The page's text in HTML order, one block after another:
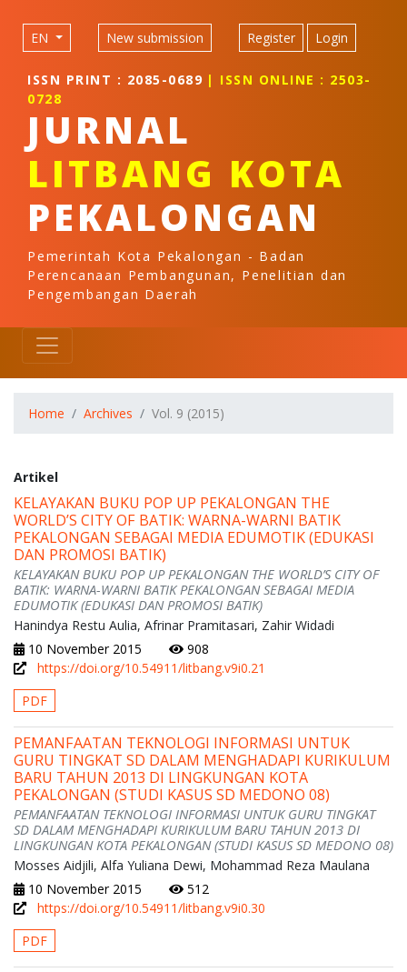
Main Navigation
Main Content
EN New submission Register Login
ISSN PRINT : 2085-0689 | ISSN ONLINE : 2503-
0728
JURNAL
LITBANG KOTA
PEKALONGAN
Pemerintah Kota Pekalongan - Badan
Perencanaan Pembangunan, Penelitian dan
Pengembangan Daerah
Home Archives Vol. 9 (2015)
Artikel
KELAYAKAN BUKU POP UP PEKALONGAN THE
WORLD’S CITY OF BATIK: WARNA-WARNI BATIK
PEKALONGAN SEBAGAI MEDIA EDUMOTIK (EDUKASI
DAN PROMOSI BATIK)
KELAYAKAN BUKU POP UP PEKALONGAN THE WORLD’S CITY OF
BATIK: WARNA-WARNI BATIK PEKALONGAN SEBAGAI MEDIA
EDUMOTIK (EDUKASI DAN PROMOSI BATIK)
Hanindya Restu Aulia, Afrinar Pramitasari, Zahir Widadi
10 November 2015
908
https://doi.org/10.54911/litbang.v9i0.21
PDF
PEMANFAATAN TEKNOLOGI INFORMASI UNTUK
GURU TINGKAT SD DALAM MENGHADAPI KURIKULUM
BARU TAHUN 2013 DI LINGKUNGAN KOTA
PEKALONGAN (STUDI KASUS SD MEDONO 08)
PEMANFAATAN TEKNOLOGI INFORMASI UNTUK GURU TINGKAT
SD DALAM MENGHADAPI KURIKULUM BARU TAHUN 2013 DI
LINGKUNGAN KOTA PEKALONGAN (STUDI KASUS SD MEDONO 08)
Mosses Aidjili, Alfa Yuliana Dewi, Mohammad Reza Maulana
10 November 2015
512
https://doi.org/10.54911/litbang.v9i0.30
PDF